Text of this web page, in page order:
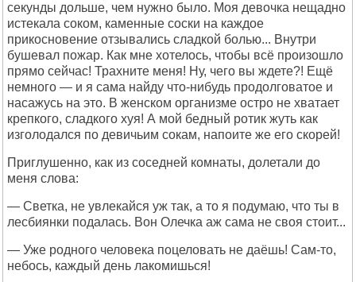
секунды дольше, чем нужно было. Моя девочка нещадно
истекала соком, каменные соски на каждое
прикосновение отзывались сладкой болью... Внутри
бушевал пожар. Как мне хотелось, чтобы всё произошло
прямо сейчас! Трахните меня! Ну, чего вы ждете?! Ещё
немного — и я сама найду что-нибудь продолговатое и
насажусь на это. В женском организме остро не хватает
крепкого, сладкого хуя! А мой бедный ротик жуть как
изголодался по девичьим сокам, напоите же его скорей!
Приглушенно, как из соседней комнаты, долетали до
меня слова:
— Светка, не увлекайся уж так, а то я подумаю, что ты в
лесбиянки подалась. Вон Олечка аж сама не своя стоит...
— Уже родного человека поцеловать не даёшь! Сам-то,
небось, каждый день лакомишься!